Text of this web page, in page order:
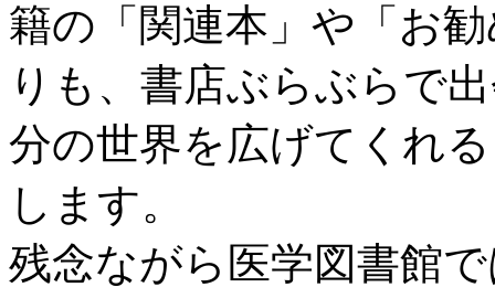
籍の「関連本」や「お
りも、書店ぶらぶらで
分の世界を広げてくれ
します。
残念ながら医学図書館